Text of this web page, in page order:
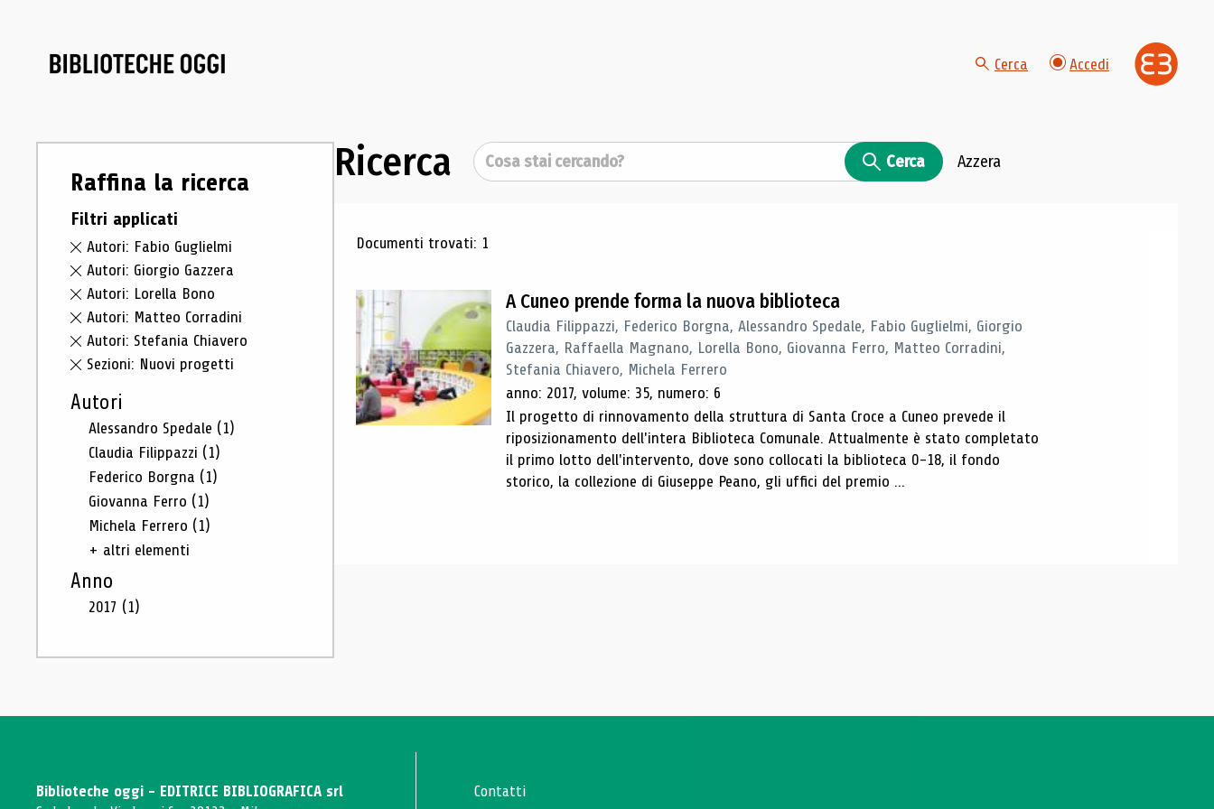
Cerca Accedi
Raffina la ricerca
Filtri applicati
Autori: Fabio Guglielmi
Autori: Giorgio Gazzera
Autori: Lorella Bono
Autori: Matteo Corradini
Autori: Stefania Chiavero
Sezioni: Nuovi progetti
Autori
Alessandro Spedale (1)
Claudia Filippazzi (1)
Federico Borgna (1)
Giovanna Ferro (1)
Michela Ferrero (1)
+ altri elementi
Anno
2017 (1)
Ricerca Cerca Cerca Azzera
Risultati di ricerca
Documenti trovati: 1
A Cuneo prende forma la nuova biblioteca
Claudia Filippazzi, Federico Borgna, Alessandro Spedale, Fabio Guglielmi, Giorgio
Gazzera, Raffaella Magnano, Lorella Bono, Giovanna Ferro, Matteo Corradini,
Stefania Chiavero, Michela Ferrero
anno: 2017, volume: 35, numero: 6
Il progetto di rinnovamento della struttura di Santa Croce a Cuneo prevede il
riposizionamento dell'intera Biblioteca Comunale. Attualmente è stato completato
il primo lotto dell'intervento, dove sono collocati la biblioteca 0-18, il fondo
storico, la collezione di Giuseppe Peano, gli uffici del premio ...
Biblioteche oggi - EDITRICE BIBLIOGRAFICA srl
Contatti